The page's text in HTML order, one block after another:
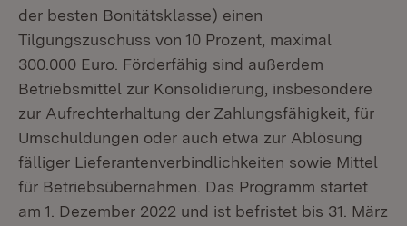
der besten Bonitätsklasse) einen
Tilgungszuschuss von 10 Prozent, maximal
300.000 Euro. Förderfähig sind außerdem
Betriebsmittel zur Konsolidierung, insbesondere
zur Aufrechterhaltung der Zahlungsfähigkeit, für
Umschuldungen oder auch etwa zur Ablösung
fälliger Lieferantenverbindlichkeiten sowie Mittel
für Betriebsübernahmen. Das Programm startet
am 1. Dezember 2022 und ist befristet bis 31. März